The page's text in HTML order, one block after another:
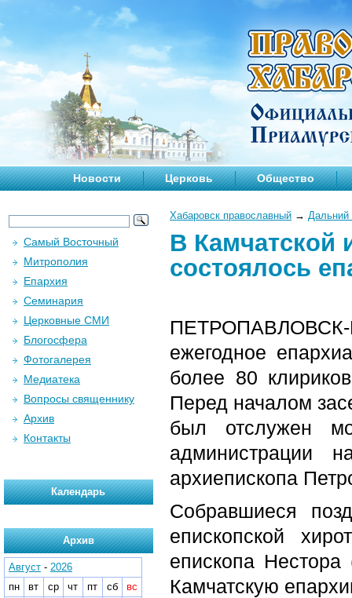
Новости Церковь Общество
Хабаровск православный → Дальний
В Камчатской
состоялось
ежегодное
более 80
Перед началом
был отслужен
администрации
архиепископа
Собравшиеся
епископской
епископа Нестора
Камчатскую
Самый Восточный
Митрополия
Епархия
Семинария
Церковные СМИ
Блогосфера
Фотогалерея
Медиатека
Вопросы священнику
Архив
Контакты
Календарь
Архив
Август - 2026
пн
вт ср чт пт сб
вс